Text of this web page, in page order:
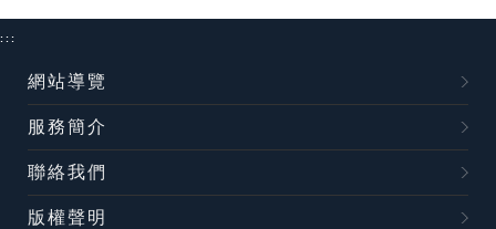
:::
網站導覽
服務簡介
聯絡我們
版權聲明